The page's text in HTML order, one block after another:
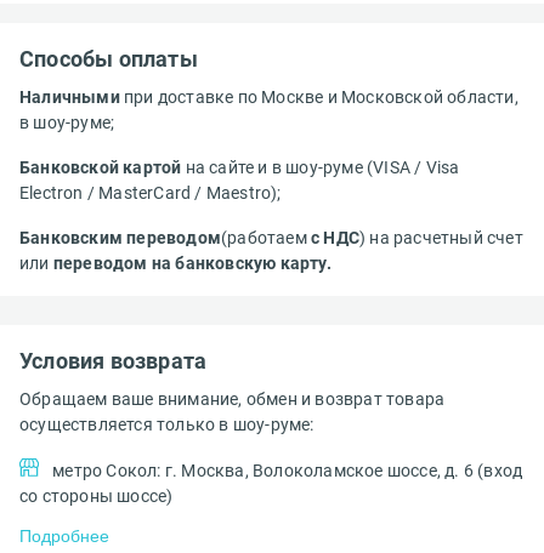
Способы оплаты
Наличнымипри доставке по Москве и Московской области,
в шоу-руме;
Банковской картой на сайте и в шоу-руме (VISA / Visa
Electron / MasterCard / Maestro);
Банковским переводом(работаемс НДС) на расчетный счет
или переводом на банковскую карту.
Условия возврата
Обращаем ваше внимание, обмен и возврат товара
осуществляется только в шоу-руме:
метро Сокол: г. Москва, Волоколамское шоссе, д. 6 (вход
со стороны шоссе)
Подробнее